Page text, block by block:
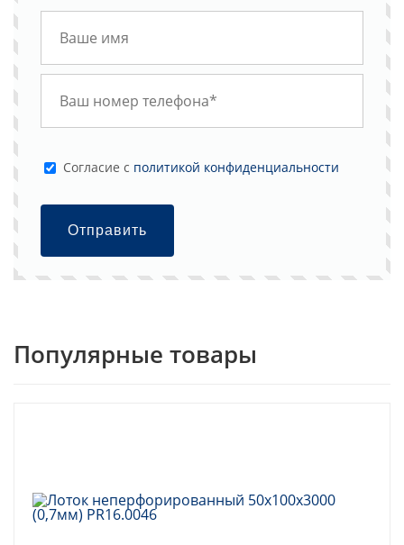
Cогласие с политикой конфиденциальности
Отправить
Популярные товары